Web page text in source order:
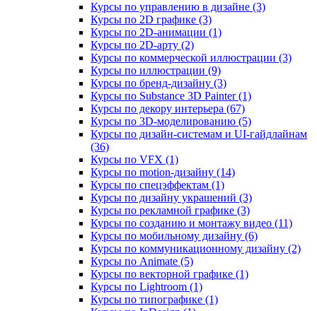
Курсы по управлению в дизайне (3)
Курсы по 2D графике (3)
Курсы по 2D‑анимации (1)
Курсы по 2D‑арту (2)
Курсы по коммерческой иллюстрации (3)
Курсы по иллюстрации (9)
Курсы по бренд‑дизайну (3)
Курсы по Substance 3D Painter (1)
Курсы по декору интерьера (67)
Курсы по 3D‑моделированию (5)
Курсы по дизайн-системам и UI-гайдлайнам
(36)
Курсы по VFX (1)
Курсы по motion-дизайну (14)
Курсы по спецэффектам (1)
Курсы по дизайну украшений (3)
Курсы по рекламной графике (3)
Курсы по созданию и монтажу видео (11)
Курсы по мобильному дизайну (6)
Курсы по коммуникационному дизайну (2)
Курсы по Animate (5)
Курсы по векторной графике (1)
Курсы по Lightroom (1)
Курсы по типографике (1)